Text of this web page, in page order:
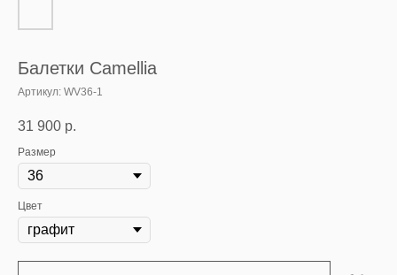
Балетки Camellia
Артикул: WV36-1
31 900 р.
Размер
Цвет